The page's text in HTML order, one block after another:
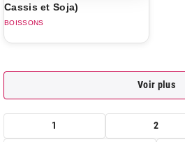
Cassis et Soja)
BOISSONS
Voir plus
1 2